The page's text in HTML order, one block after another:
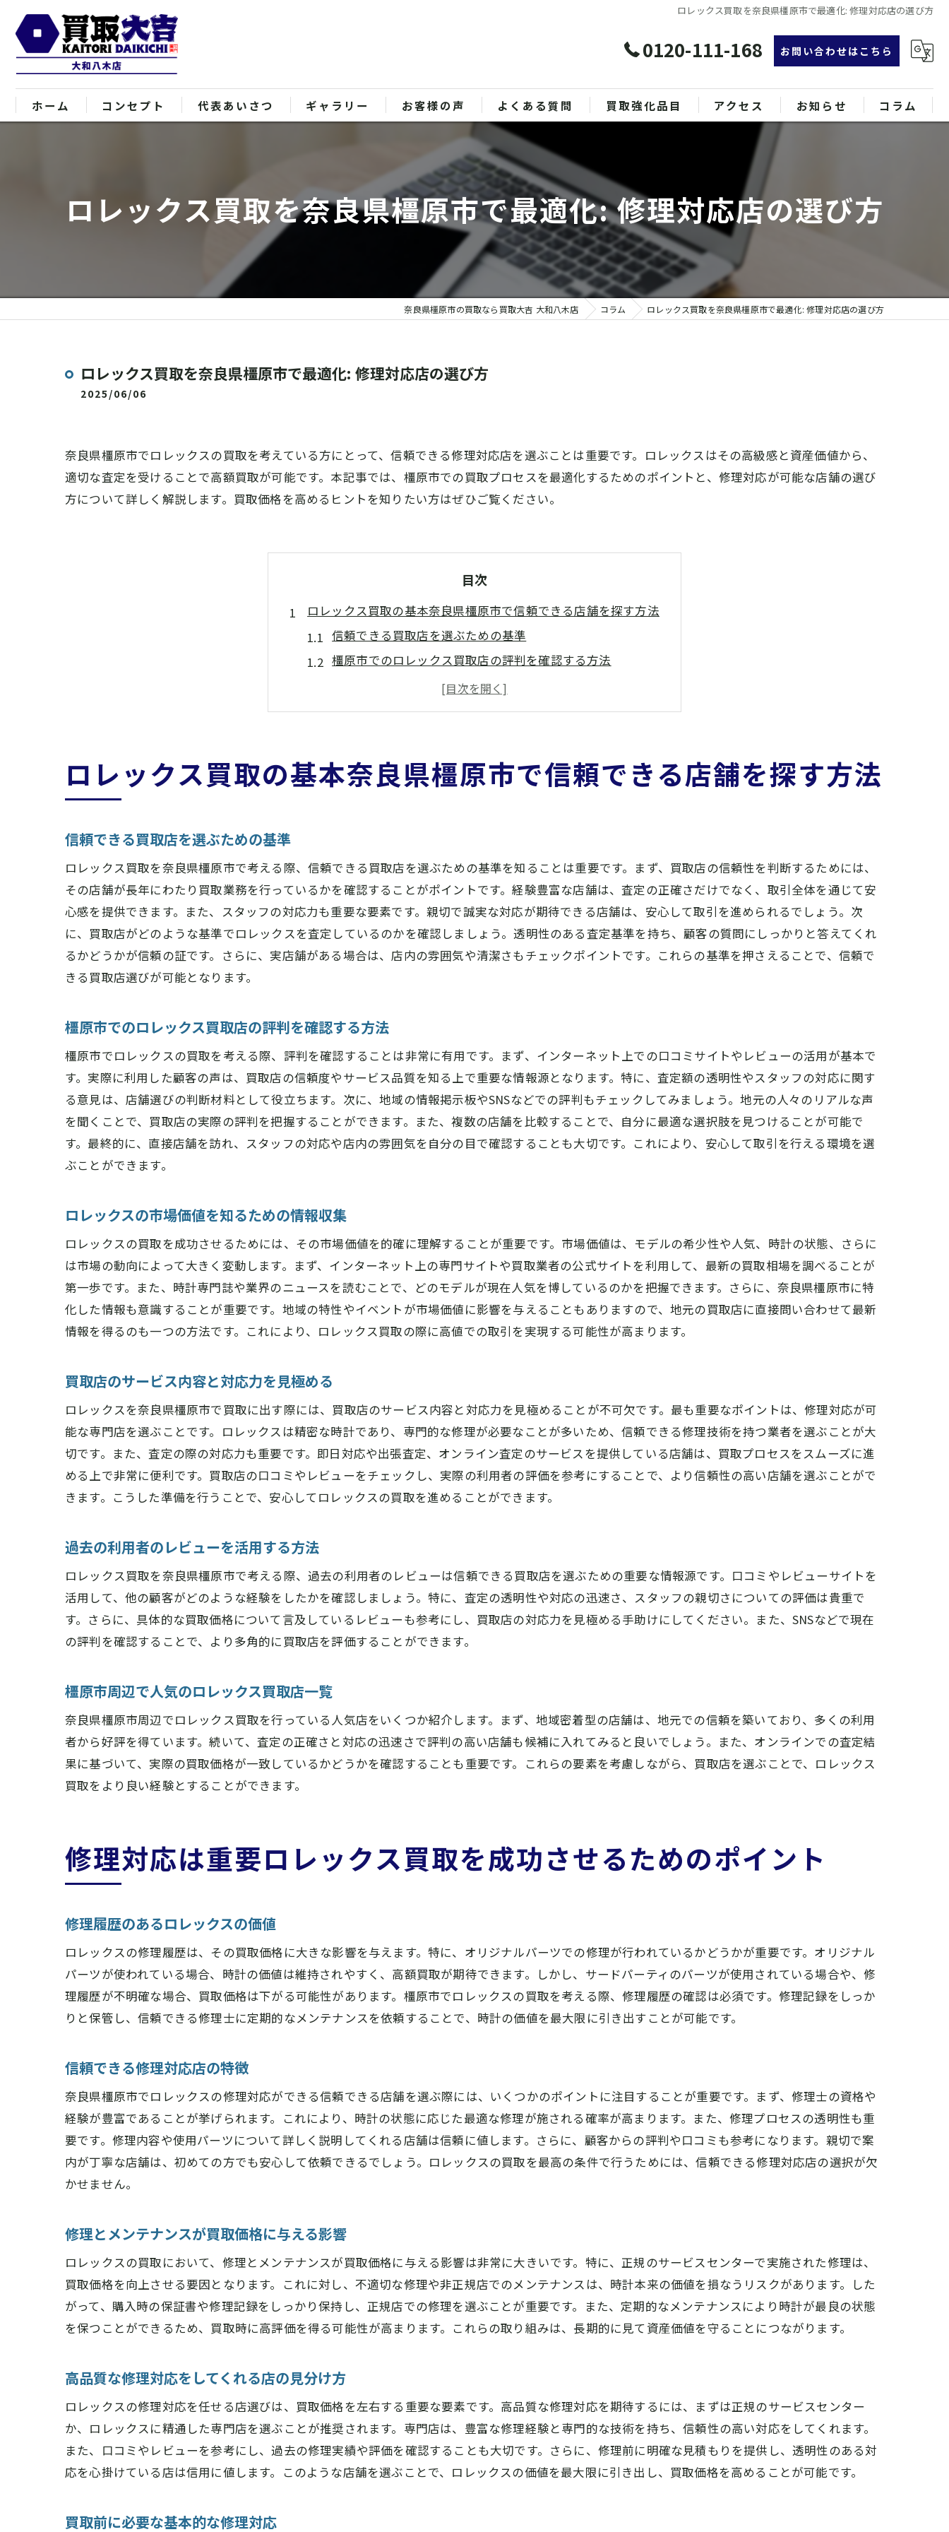
ロレックス買取を奈良県橿原市で最適化: 修理対応店の選び方
0120-111-168 お問い合わせはこちら
ホーム コンセプト 代表あいさつ ギャラリー お客様の声 よくある質問 買取強化品目
ブランド品
貴金属
時計
金
アクセス お知らせ コラム
ロレックス買取を奈良県橿原市で最適化: 修理対応店の選び方
奈良県橿原市の買取なら買取大吉 大和八木店 コラム ロレックス買取を奈良県橿原市で最適化: 修理対応店の選び方
ロレックス買取を奈良県橿原市で最適化: 修理対応店の選び方
2025/06/06
奈良県橿原市でロレックスの買取を考えている方にとって、信頼できる修理対応店を選ぶことは重要です。ロレックスはその高級感と資産価値から、
適切な査定を受けることで高額買取が可能です。本記事では、橿原市での買取プロセスを最適化するためのポイントと、修理対応が可能な店舗の選び
方について詳しく解説します。買取価格を高めるヒントを知りたい方はぜひご覧ください。
目次
ロレックス買取の基本奈良県橿原市で信頼できる店舗を探す方法
信頼できる買取店を選ぶための基準
橿原市でのロレックス買取店の評判を確認する方法
ロレックスの市場価値を知るための情報収集
買取店のサービス内容と対応力を見極める
橿原市周辺で人気のロレックス買取店一覧
修理対応は重要ロレックス買取を成功させるためのポイント
高品質な修理対応をしてくれる店の見分け方
買取前に必要な基本的な修理対応
修理対応店と買取店の連携の重要性
ロレックス買取価格を高めるための査定前準備
査定前に確認すべきロレックスの状態
ロレックスの洗浄と外観の整備方法
市場の動向を把握したタイミングの見極め
複数の買取店で比較するメリット
橿原市でのロレックス買取信頼性の高い修理対応店の選び方
修理対応店の技術力を評価する方法
修理対応の実績と経験が豊富な店舗
訪問前に確認すべき修理対応店の情報
ロレックスの価値を最大化するための店舗選びの秘訣
店舗選びで重視すべきポイント
特別な取引条件を引き出す方法
ブランド専門店での買取の利点
ロレックスの価値を理解した店舗の選び方
高額買取実現の鍵橿原市での修理対応店の役割
修理対応店と買取店の連携効果
修理履歴がもたらす査定への影響
買取店が行う修理対応の実際
橿原市での高額買取事例の紹介
査定を有利に進めるためのロレックス買取のプロセス
査定時に注意が必要なポイント
ロレックス買取の流れを把握する
交渉を有利に進めるためのテクニック
査定の際に役立つ準備リスト
修理対応が買取結果を左右する理由
修理対応店選びが買取に与える影響
橿原市での成功事例に学ぶ買取ノウハウ
修理対応の違いが生む結果の差
ロレックス買取の基本奈良県橿原市で信頼できる店舗を探す方法
信頼できる買取店を選ぶための基準
ロレックス買取を奈良県橿原市で考える際、信頼できる買取店を選ぶための基準を知ることは重要です。まず、買取店の信頼性を判断するためには、
その店舗が長年にわたり買取業務を行っているかを確認することがポイントです。経験豊富な店舗は、査定の正確さだけでなく、取引全体を通じて安
心感を提供できます。また、スタッフの対応力も重要な要素です。親切で誠実な対応が期待できる店舗は、安心して取引を進められるでしょう。次
に、買取店がどのような基準でロレックスを査定しているのかを確認しましょう。透明性のある査定基準を持ち、顧客の質問にしっかりと答えてくれ
るかどうかが信頼の証です。さらに、実店舗がある場合は、店内の雰囲気や清潔さもチェックポイントです。これらの基準を押さえることで、信頼で
きる買取店選びが可能となります。
橿原市でのロレックス買取店の評判を確認する方法
橿原市でロレックスの買取を考える際、評判を確認することは非常に有用です。まず、インターネット上での口コミサイトやレビューの活用が基本で
す。実際に利用した顧客の声は、買取店の信頼度やサービス品質を知る上で重要な情報源となります。特に、査定額の透明性やスタッフの対応に関す
る意見は、店舗選びの判断材料として役立ちます。次に、地域の情報掲示板やSNSなどでの評判もチェックしてみましょう。地元の人々のリアルな声
を聞くことで、買取店の実際の評判を把握することができます。また、複数の店舗を比較することで、自分に最適な選択肢を見つけることが可能で
す。最終的に、直接店舗を訪れ、スタッフの対応や店内の雰囲気を自分の目で確認することも大切です。これにより、安心して取引を行える環境を選
ぶことができます。
ロレックスの市場価値を知るための情報収集
ロレックスの買取を成功させるためには、その市場価値を的確に理解することが重要です。市場価値は、モデルの希少性や人気、時計の状態、さらに
は市場の動向によって大きく変動します。まず、インターネット上の専門サイトや買取業者の公式サイトを利用して、最新の買取相場を調べることが
第一歩です。また、時計専門誌や業界のニュースを読むことで、どのモデルが現在人気を博しているのかを把握できます。さらに、奈良県橿原市に特
化した情報も意識することが重要です。地域の特性やイベントが市場価値に影響を与えることもありますので、地元の買取店に直接問い合わせて最新
情報を得るのも一つの方法です。これにより、ロレックス買取の際に高値での取引を実現する可能性が高まります。
買取店のサービス内容と対応力を見極める
ロレックスを奈良県橿原市で買取に出す際には、買取店のサービス内容と対応力を見極めることが不可欠です。最も重要なポイントは、修理対応が可
能な専門店を選ぶことです。ロレックスは精密な時計であり、専門的な修理が必要なことが多いため、信頼できる修理技術を持つ業者を選ぶことが大
切です。また、査定の際の対応力も重要です。即日対応や出張査定、オンライン査定のサービスを提供している店舗は、買取プロセスをスムーズに進
める上で非常に便利です。買取店の口コミやレビューをチェックし、実際の利用者の評価を参考にすることで、より信頼性の高い店舗を選ぶことがで
きます。こうした準備を行うことで、安心してロレックスの買取を進めることができます。
過去の利用者のレビューを活用する方法
ロレックス買取を奈良県橿原市で考える際、過去の利用者のレビューは信頼できる買取店を選ぶための重要な情報源です。口コミやレビューサイトを
活用して、他の顧客がどのような経験をしたかを確認しましょう。特に、査定の透明性や対応の迅速さ、スタッフの親切さについての評価は貴重で
す。さらに、具体的な買取価格について言及しているレビューも参考にし、買取店の対応力を見極める手助けにしてください。また、SNSなどで現在
の評判を確認することで、より多角的に買取店を評価することができます。
橿原市周辺で人気のロレックス買取店一覧
奈良県橿原市周辺でロレックス買取を行っている人気店をいくつか紹介します。まず、地域密着型の店舗は、地元での信頼を築いており、多くの利用
者から好評を得ています。続いて、査定の正確さと対応の迅速さで評判の高い店舗も候補に入れてみると良いでしょう。また、オンラインでの査定結
果に基づいて、実際の買取価格が一致しているかどうかを確認することも重要です。これらの要素を考慮しながら、買取店を選ぶことで、ロレックス
買取をより良い経験とすることができます。
修理対応は重要ロレックス買取を成功させるためのポイント
修理履歴のあるロレックスの価値
ロレックスの修理履歴は、その買取価格に大きな影響を与えます。特に、オリジナルパーツでの修理が行われているかどうかが重要です。オリジナル
パーツが使われている場合、時計の価値は維持されやすく、高額買取が期待できます。しかし、サードパーティのパーツが使用されている場合や、修
理履歴が不明確な場合、買取価格は下がる可能性があります。橿原市でロレックスの買取を考える際、修理履歴の確認は必須です。修理記録をしっか
りと保管し、信頼できる修理士に定期的なメンテナンスを依頼することで、時計の価値を最大限に引き出すことが可能です。
信頼できる修理対応店の特徴
奈良県橿原市でロレックスの修理対応ができる信頼できる店舗を選ぶ際には、いくつかのポイントに注目することが重要です。まず、修理士の資格や
経験が豊富であることが挙げられます。これにより、時計の状態に応じた最適な修理が施される確率が高まります。また、修理プロセスの透明性も重
要です。修理内容や使用パーツについて詳しく説明してくれる店舗は信頼に値します。さらに、顧客からの評判や口コミも参考になります。親切で案
内が丁寧な店舗は、初めての方でも安心して依頼できるでしょう。ロレックスの買取を最高の条件で行うためには、信頼できる修理対応店の選択が欠
かせません。
修理とメンテナンスが買取価格に与える影響
ロレックスの買取において、修理とメンテナンスが買取価格に与える影響は非常に大きいです。特に、正規のサービスセンターで実施された修理は、
買取価格を向上させる要因となります。これに対し、不適切な修理や非正規店でのメンテナンスは、時計本来の価値を損なうリスクがあります。した
がって、購入時の保証書や修理記録をしっかり保持し、正規店での修理を選ぶことが重要です。また、定期的なメンテナンスにより時計が最良の状態
を保つことができるため、買取時に高評価を得る可能性が高まります。これらの取り組みは、長期的に見て資産価値を守ることにつながります。
高品質な修理対応をしてくれる店の見分け方
ロレックスの修理対応を任せる店選びは、買取価格を左右する重要な要素です。高品質な修理対応を期待するには、まずは正規のサービスセンター
か、ロレックスに精通した専門店を選ぶことが推奨されます。専門店は、豊富な修理経験と専門的な技術を持ち、信頼性の高い対応をしてくれます。
また、口コミやレビューを参考にし、過去の修理実績や評価を確認することも大切です。さらに、修理前に明確な見積もりを提供し、透明性のある対
応を心掛けている店は信用に値します。このような店舗を選ぶことで、ロレックスの価値を最大限に引き出し、買取価格を高めることが可能です。
買取前に必要な基本的な修理対応